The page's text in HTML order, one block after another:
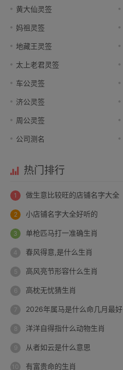
黄大仙灵签
妈祖灵签
地藏王灵签
太上老君灵签
车公灵签
济公灵签
周公灵签
公司测名
热门排行
做生意比较旺的店铺名字大全
小店铺名字大全好听的
单枪匹马打一准确生肖
春风得意,是什么生肖
高风亮节形容什么生肖
高枕无忧猜生肖
2026年属马是什么命几月最好
洋洋自得指什么动物生肖
从者如云是什么意思
有富贵命的生肖